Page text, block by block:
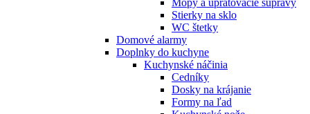
Mopy a upratovacie súpravy
Stierky na sklo
WC štetky
Domové alarmy
Doplnky do kuchyne
Kuchynské náčinia
Cedníky
Dosky na krájanie
Formy na ľad